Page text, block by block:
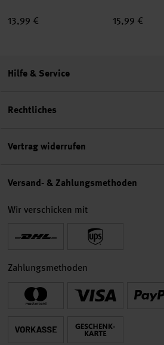
13,99 € 15,99 €
Hilfe & Service
Rechtliches
Vertrag widerrufen
Versand- & Zahlungsmethoden
Wir verschicken mit
Zahlungsmethoden